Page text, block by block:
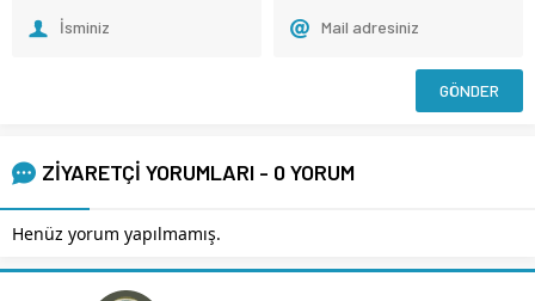
ZİYARETÇİ YORUMLARI - 0 YORUM
Henüz yorum yapılmamış.